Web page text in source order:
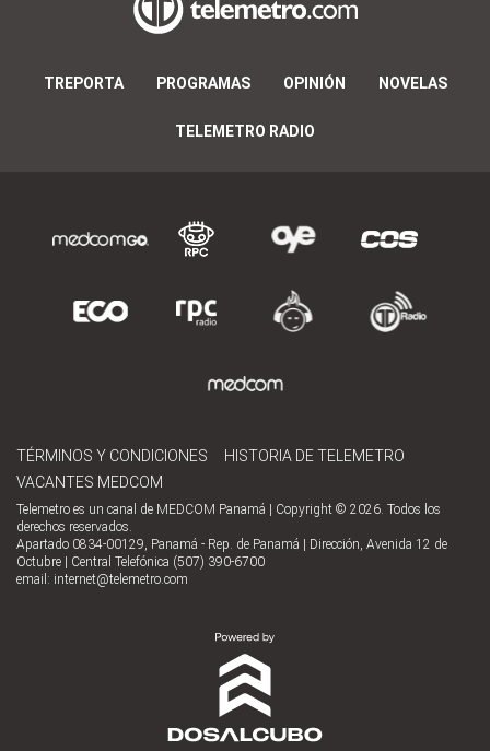
TREPORTA PROGRAMAS OPINIÓN NOVELAS
TELEMETRO RADIO
TÉRMINOS Y CONDICIONES
HISTORIA DE TELEMETRO
VACANTES MEDCOM
Telemetro es un canal de MEDCOM Panamá | Copyright © 2026. Todos los
derechos reservados.
Apartado 0834-00129, Panamá - Rep. de Panamá | Dirección, Avenida 12 de
Octubre | Central Telefónica (507) 390-6700
email: internet@telemetro.com